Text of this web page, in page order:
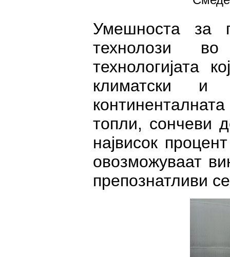
Умешноста за
технолози
технологијата
климатски и
топли, сончеви
највисок
овозможуваат
препознатливи